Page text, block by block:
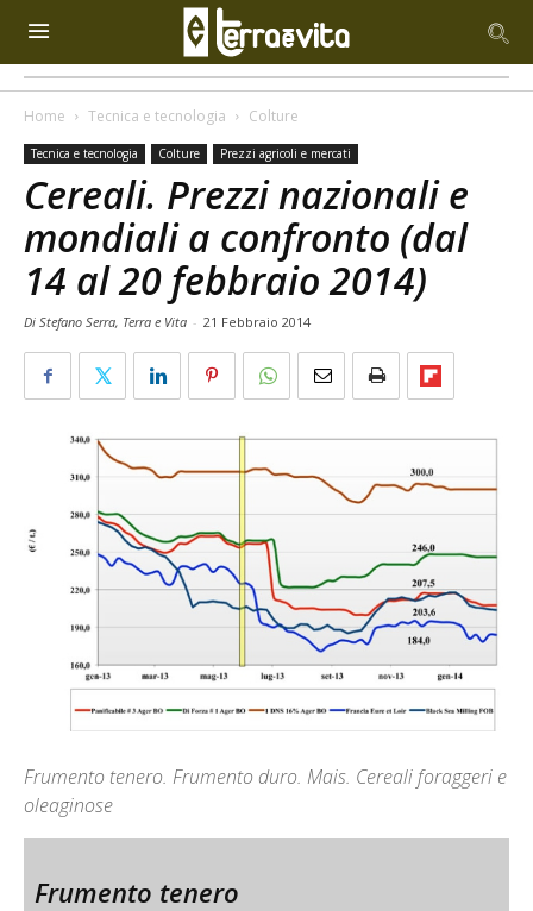
Home Tecnica e tecnologia Colture
Tecnica e tecnologia Colture Prezzi agricoli e mercati
Cereali. Prezzi nazionali e
mondiali a confronto (dal
14 al 20 febbraio 2014)
Di Stefano Serra, Terra e Vita - 21 Febbraio 2014
Frumento tenero. Frumento duro. Mais. Cereali foraggeri e
oleaginose
Frumento tenero